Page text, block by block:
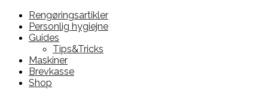
Rengøringsartikler
Personlig hygiejne
Guides
Tips&Tricks
Maskiner
Brevkasse
Shop